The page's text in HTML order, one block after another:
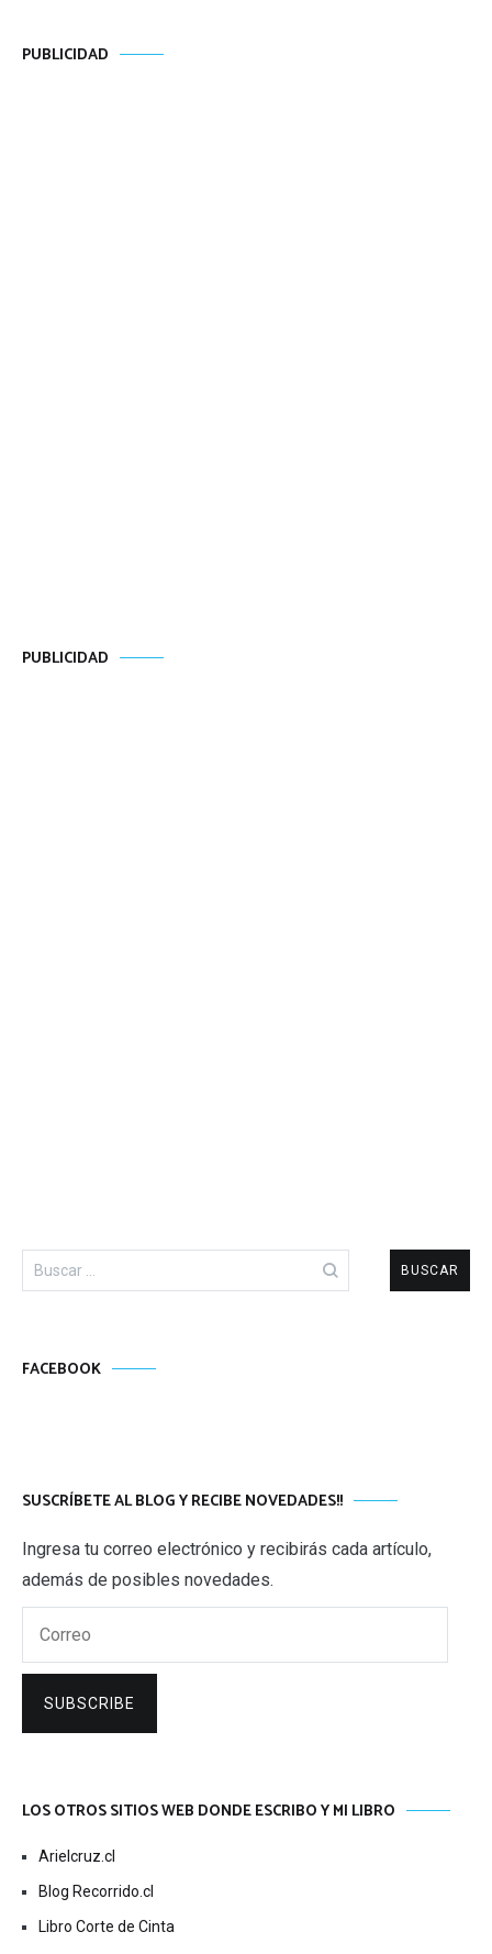
PUBLICIDAD
PUBLICIDAD
Buscar:
FACEBOOK
SUSCRÍBETE AL BLOG Y RECIBE NOVEDADES!!
Ingresa tu correo electrónico y recibirás cada artículo,
además de posibles novedades.
SUBSCRIBE
LOS OTROS SITIOS WEB DONDE ESCRIBO Y MI LIBRO
Arielcruz.cl
Blog Recorrido.cl
Libro Corte de Cinta